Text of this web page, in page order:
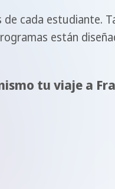
de cada estudiante.
están
tu viaje a